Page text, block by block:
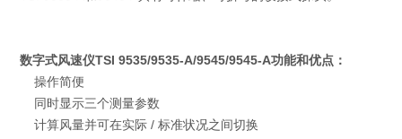
数字式风速仪TSI 9535/9535-A/9545/9545-A功能和优点：
操作简便
同时显示三个测量参数
计算风量并可在实际 / 标准状况之间切换